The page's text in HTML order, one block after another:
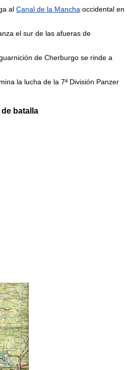
al Canal de la Mancha occidental en
el sur de las afueras de
de Cherburgo se rinde a
la lucha de la 7ª División Panzer
batalla